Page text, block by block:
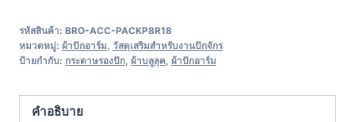
รหัสสินค้า: BRO-ACC-PACKP8R18
หมวดหมู่: ผ้าปักอาร์ม, วัสดุเสริมสำหรับงานปักจักร
ป้ายกำกับ: กระดาษรองปัก, ผ้าบลูลุค, ผ้าปักอาร์ม
คำอธิบาย